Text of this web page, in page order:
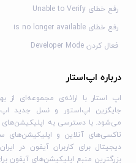
لجستیکی است که رانندگان
باری را هدف قرار می‌دهد. برای
آیفون با لینک مستقیم:
باشگاه رانندگان اسنپ اقدام
پس از دانلود، مدارک اضافی
اسنپ باکس رانندگان برای
زنده و تسویه جداگانه را
تهران و مشهد عملکرد بالایی دارد.
رفع خطای Unable to Verify
رفع خطای is no longer available
فعال کردن Developer Mode
درباره اپ‌استار
اپ استار با ارائه‌ی مجموعه‌ای از
جایگزین اپ‌استور و نسل جدید اپ
می‌شود. با دسترسی به اپلیکیشن‌های
تاکسی‌های آنلاین و اپلیکیشن‌های
دیجیتال برای کاربران آیفون در
بزرگترین منبع اپلیکیشن‌های آیفون